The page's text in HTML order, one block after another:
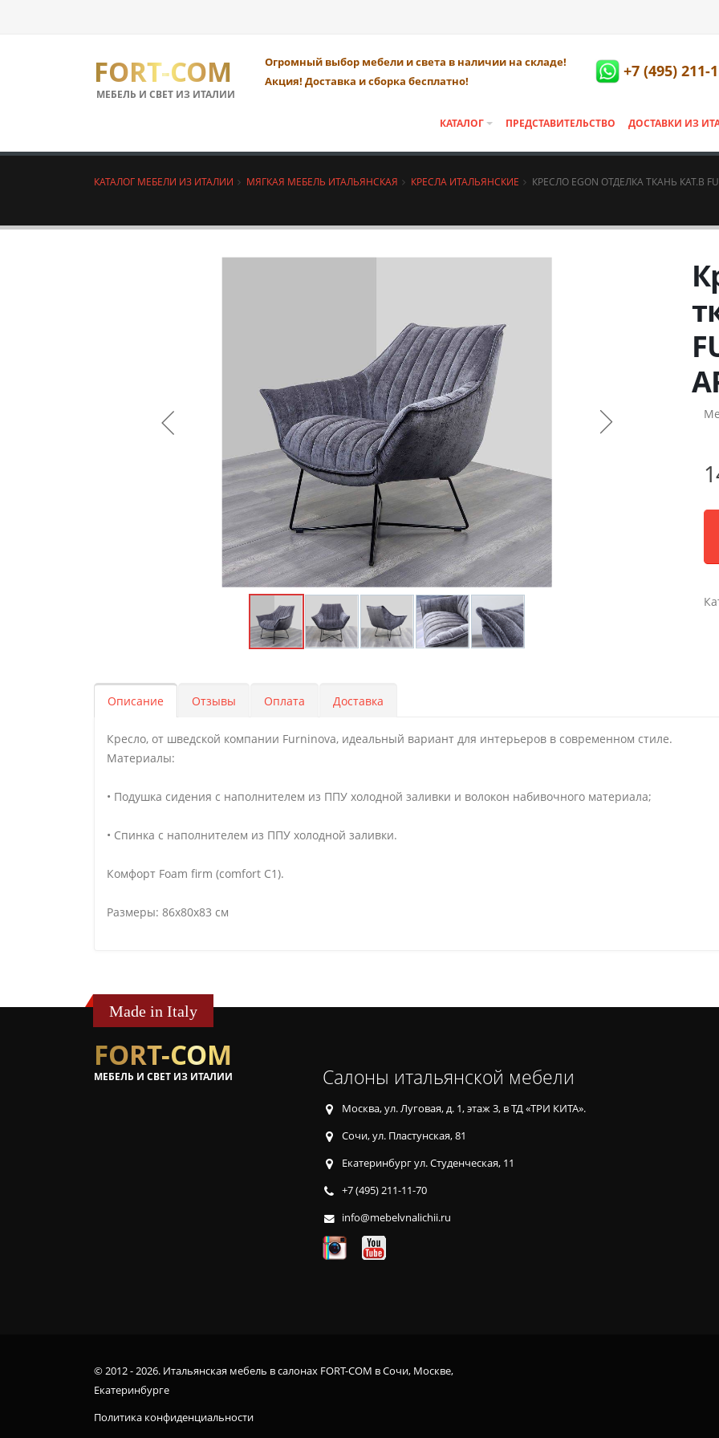
FORT-COM
МЕБЕЛЬ И СВЕТ ИЗ ИТАЛИИ
Огромный выбор мебели и света в наличии на складе!
Акция! Доставка и сборка бесплатно!
+7 (495) 211-
КАТАЛОГ ПРЕДСТАВИТЕЛЬСТВО ДОСТАВКИ ИЗ
КАТАЛОГ МЕБЕЛИ ИЗ ИТАЛИИ МЯГКАЯ МЕБЕЛЬ ИТАЛЬЯНСКАЯ КРЕСЛА ИТАЛЬЯНСКИЕ КРЕСЛО EGON ОТДЕЛКА ТКАНЬ КАТ.B
Описание Отзывы Оплата Доставка
Кресло, от шведской компании Furninova, идеальный вариант для интерьеров в современном стиле.
Материалы:
• Подушка сидения с наполнителем из ППУ холодной заливки и волокон набивочного материала;
• Спинка с наполнителем из ППУ холодной заливки.
Комфорт Foam firm (comfort C1).
Размеры: 86x80x83 см
Made in Italy
FORT-COM
МЕБЕЛЬ И СВЕТ ИЗ ИТАЛИИ Салоны итальянской мебели
Москва, ул. Луговая, д. 1, этаж 3, в ТД «ТРИ КИТА».
Сочи, ул. Пластунская, 81
Екатеринбург ул. Студенческая, 11
+7 (495) 211-11-70
info@mebelvnalichii.ru
© 2012 - 2026. Итальянская мебель в салонах FORT-COM в Сочи, Москве,
Екатеринбурге
Политика конфиденциальности